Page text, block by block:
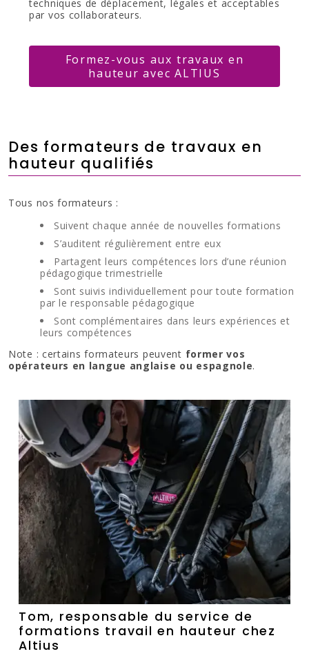
techniques de déplacement, légales et acceptables
par vos collaborateurs.
Formez-vous aux travaux en
hauteur avec ALTIUS
Des formateurs de travaux en
hauteur qualifiés
Tous nos formateurs :
Suivent chaque année de nouvelles formations
S’auditent régulièrement entre eux
Partagent leurs compétences lors d’une réunion
pédagogique trimestrielle
Sont suivis individuellement pour toute formation
par le responsable pédagogique
Sont complémentaires dans leurs expériences et
leurs compétences
Note : certains formateurs peuvent former vos
opérateurs en langue anglaise ou espagnole.
Tom, responsable du service de
formations travail en hauteur chez
Altius